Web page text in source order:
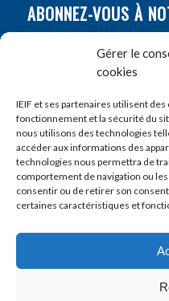
Gérer le
cookies
IEIF et ses partenaires utilisent
fonctionnement et la sécurité du
nous utilisons des technologies
accéder aux informations des
technologies nous permettra de
comportement de navigation ou
consentir ou de retirer son
certaines caractéristiques et
ABONNEZ-VOUS À
Prénom*
E-mail*